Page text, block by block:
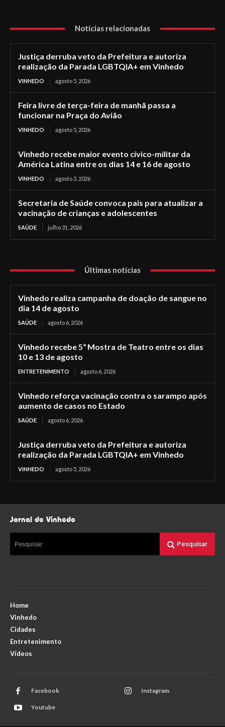
Notícias relacionadas
Justiça derruba veto da Prefeitura e autoriza
realização da Parada LGBTQIA+ em Vinhedo
VINHEDO agosto 5, 2026
Feira livre de terça-feira de manhã passa a
funcionar na Praça do Avião
VINHEDO agosto 5, 2026
Vinhedo recebe maior evento cívico-militar da
América Latina entre os dias 14 e 16 de agosto
VINHEDO agosto 3, 2026
Secretaria de Saúde convoca pais para atualizar a
vacinação de crianças e adolescentes
SAÚDE julho 31, 2026
Últimas notícias
Vinhedo realiza campanha de doação de sangue no
dia 14 de agosto
SAÚDE agosto 6, 2026
Vinhedo recebe 5ª Mostra de Teatro entre os dias
10 e 13 de agosto
ENTRETENIMENTO agosto 6, 2026
Vinhedo reforça vacinação contra o sarampo após
aumento de casos no Estado
SAÚDE agosto 6, 2026
Justiça derruba veto da Prefeitura e autoriza
realização da Parada LGBTQIA+ em Vinhedo
VINHEDO agosto 5, 2026
Jornal de Vinhedo
Pesquisar Pesquisar
Home
Vinhedo
Cidades
Entretenimento
Vídeos
Facebook Instagram
Youtube